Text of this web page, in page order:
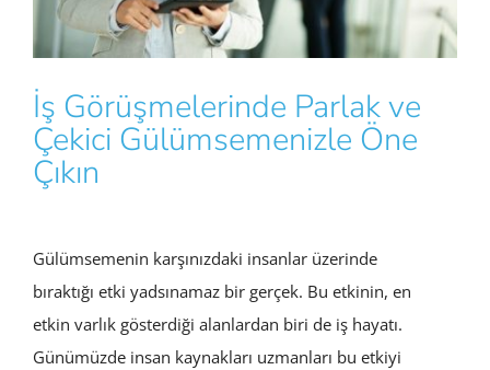
İş Görüşmelerinde Parlak ve
Çekici Gülümsemenizle Öne
Çıkın
Gülümsemenin karşınızdaki insanlar üzerinde
bıraktığı etki yadsınamaz bir gerçek. Bu etkinin, en
etkin varlık gösterdiği alanlardan biri de iş hayatı.
Günümüzde insan kaynakları uzmanları bu etkiyi